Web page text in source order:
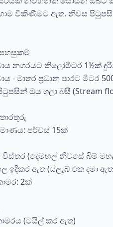
විකිණීමට ඇත. නිවස
පහසුකම්
නගරයට කිලෝමීටර 1½ක්
- මාතර ප්‍රධාන පාරට මීටර
ඔය ගලා බසී (Stream
පර්චස් 15ක්
(දෙමහල් නිවසේ බිම්
ඉදිකර ඇත (ස්ලැබ් එක දමා
2ක්
(ටයිල් කර ඇත)